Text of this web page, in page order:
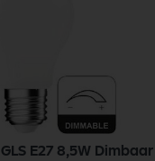
E27 8,5W Dimbaar